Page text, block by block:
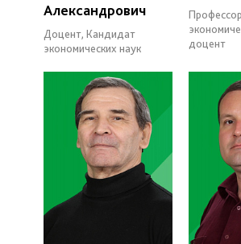
Александрович
Доцент, Кандидат
экономических наук
доцент